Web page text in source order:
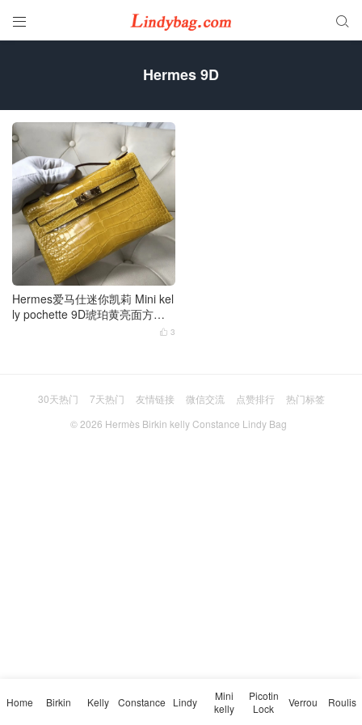
 
Hermes 9D
Hermes爱马仕迷你凯莉 Mini kel
ly pochette 9D琥珀黄亮面方块
 3
30天热门 7天热门 友情链接 微信交流 点赞排行
热门标签
© 2026 Hermès Birkin kelly Constance Lindy Bag
Home Birkin Kelly Constance Lindy
Mini
kelly
Picotin
Lock
Verrou Roulis